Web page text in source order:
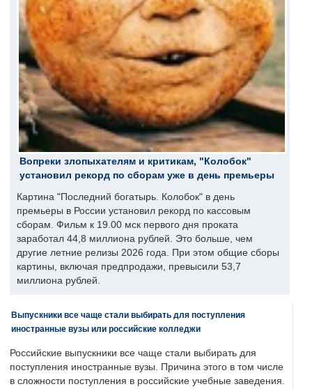
Вопреки злопыхателям и критикам, "Колобок"
установил рекорд по сборам уже в день премьеры
Картина "Последний богатырь. Колобок" в день
премьеры в России установил рекорд по кассовым
сборам. Фильм к 19.00 мск первого дня проката
заработал 44,8 миллиона рублей. Это больше, чем
другие летние релизы 2026 года. При этом общие сборы
картины, включая предпродажи, превысили 53,7
миллиона рублей.
Выпускники все чаще стали выбирать для поступления
иностранные вузы или российские колледжи
Российские выпускники все чаще стали выбирать для
поступления иностранные вузы. Причина этого в том числе
в сложности поступления в российские учебные заведения.